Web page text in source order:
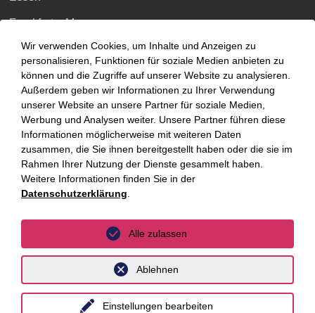
Frankfurt a.M.
Hamburg
Hannover
Köln
Leipzig
München
Stuttgart
International
unyer
Wir verwenden Cookies, um Inhalte und Anzeigen zu
personalisieren, Funktionen für soziale Medien anbieten zu
können und die Zugriffe auf unserer Website zu analysieren.
Außerdem geben wir Informationen zu Ihrer Verwendung
unserer Website an unsere Partner für soziale Medien,
Werbung und Analysen weiter. Unsere Partner führen diese
Informationen möglicherweise mit weiteren Daten
zusammen, die Sie ihnen bereitgestellt haben oder die sie im
Rahmen Ihrer Nutzung der Dienste gesammelt haben.
Weitere Informationen finden Sie in der
Datenschutzerklärung
Einstellungen bearbeiten
Ablehnen
Alle zulassen